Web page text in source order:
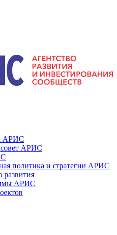
АРИС
АРИС
политика и стратегии АРИС
развития
АРИС